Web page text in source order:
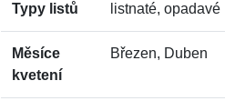
Typy listů listnaté, opadavé
Měsíce
kvetení
Březen, Duben